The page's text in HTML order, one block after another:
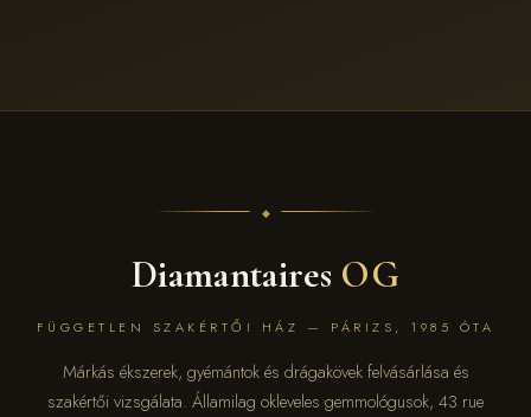
Diamantaires OG
FÜGGETLEN SZAKÉRTŐI HÁZ — PÁRIZS, 1985 ÓTA
Márkás ékszerek, gyémántok és drágakövek felvásárlása és
szakértői vizsgálata. Államilag okleveles gemmológusok, 43 rue